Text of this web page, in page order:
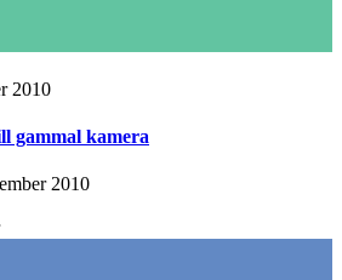
2010
gammal kamera
2010